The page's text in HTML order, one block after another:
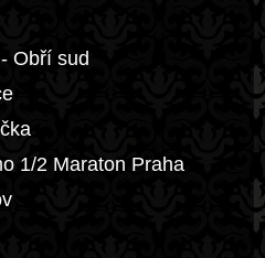
Obří sud
1/2 Maraton Praha